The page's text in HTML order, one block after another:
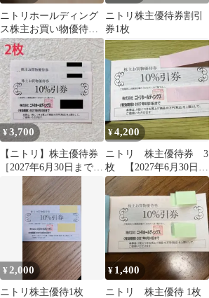
ニトリホールディング
ス株主お買い物優待券1
枚最新もの
ニトリ株主優待券割引
券1枚
¥3,700
【ニトリ】株主優待券
［2027年6月30日まで］
2枚 最新版
¥4,200
ニトリ 株主優待券 3
枚 【2027年6月30日
迄】
¥ 2,000
ニトリ株主優待1枚
¥ 1,400
ニトリ 株主優待 1枚